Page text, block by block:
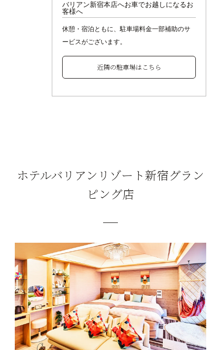
バリアン新宿本店へお車でお越しになるお
客様へ
休憩・宿泊ともに、駐車場料金一部補助のサ
ービスがございます。
近隣の駐車場はこちら
ホテルバリアンリゾート新宿グラン
ピング店